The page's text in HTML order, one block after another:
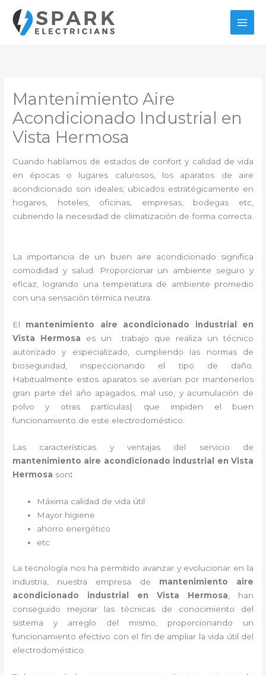
contenido
Mantenimiento Aire
Acondicionado Industrial en
Vista Hermosa
Cuando hablamos de estados de confort y calidad de vida
en épocas o lugares calurosos, los aparatos de aire
acondicionado son ideales; ubicados estratégicamente en
hogares, hoteles, oficinas, empresas, bodegas etc,
cubriendo la necesidad de climatización de forma correcta.
La importancia de un buen aire acondicionado significa
comodidad y salud. Proporcionar un ambiente seguro y
eficaz, logrando una temperatura de ambiente promedio
con una sensación térmica neutra.
El mantenimiento aire acondicionado industrial
en
Vista Hermosa
es un
trabajo que realiza un técnico
autorizado y especializado, cumpliendo las normas de
bioseguridad, inspeccionando el tipo de daño.
Habitualmente estos aparatos se averían por mantenerlos
gran parte del año apagados, mal uso, y acumulación de
polvo y otras partículas| que impiden el buen
funcionamiento de este electrodoméstico.
Las características y ventajas del servicio de
mantenimiento aire acondicionado industrial
en Vista
Hermosa son:
Máxima calidad de vida útil
Mayor higiene
ahorro energético
etc
La tecnología nos ha permitido avanzar y evolucionar en la
industria, nuestra empresa de mantenimiento aire
acondicionado industrial
en Vista Hermosa, han
conseguido mejorar las técnicas de conocimiento del
sistema y arreglo del mismo, proporcionando un
funcionamiento efectivo con el fin de ampliar la vida útil del
electrodoméstico.